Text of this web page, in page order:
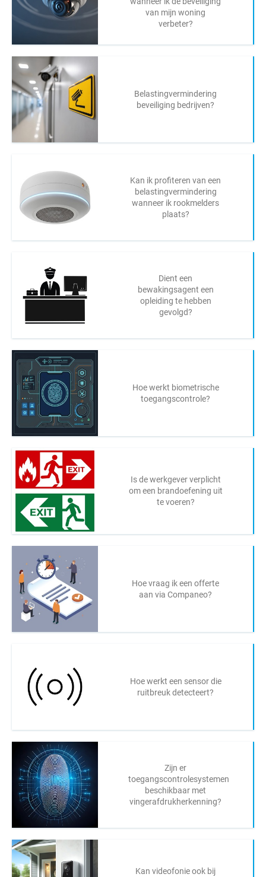
van mijn woning
verbeter?
Belastingvermindering
beveiliging bedrijven?
Kan ik profiteren van een
belastingvermindering
wanneer ik rookmelders
plaats?
Dient een
bewakingsagent een
opleiding te hebben
gevolgd?
Hoe werkt biometrische
toegangscontrole?
Is de werkgever verplicht
om een brandoefening uit
te voeren?
Hoe vraag ik een offerte
aan via Companeo?
Hoe werkt een sensor die
ruitbreuk detecteert?
Zijn er
toegangscontrolesystemen
beschikbaar met
vingerafdrukherkenning?
Kan videofonie ook bij